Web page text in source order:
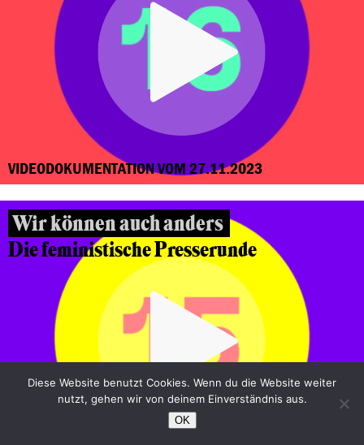
VIDEODOKUMENTATION VOM 27.11.2023
Wir können auch anders
Die feministische Presserunde
Diese Website benutzt Cookies. Wenn du die Website weiter
nutzt, gehen wir von deinem Einverständnis aus.
OK